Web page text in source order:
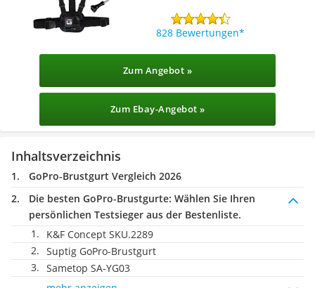
828 Bewertungen
Zum Angebot »
Zum Ebay-Angebot »
Inhaltsverzeichnis
GoPro-Brustgurt Vergleich 2026
Die besten GoPro-Brustgurte: Wählen Sie Ihren
persönlichen Testsieger aus der Bestenliste.
K&F Concept SKU.2289
Suptig GoPro-Brustgurt
Sametop SA-YG03